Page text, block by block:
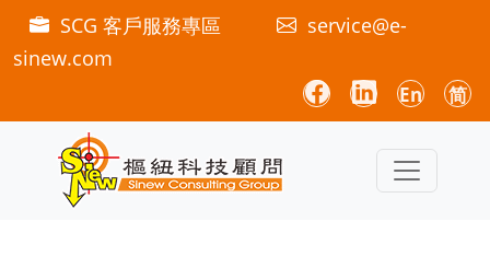
SCG 客戶服務專區
service@e-
sinew.com
En 简